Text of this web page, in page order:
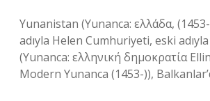
Yunanistan (Yunanca: ελλάδα,
adıyla Helen Cumhuriyeti, eski
(Yunanca: ελληνική δημοκρατία
Modern Yunanca (1453-)),